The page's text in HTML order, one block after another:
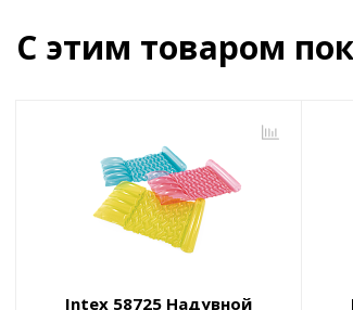
С этим товаром
Intex 58725 Надувной